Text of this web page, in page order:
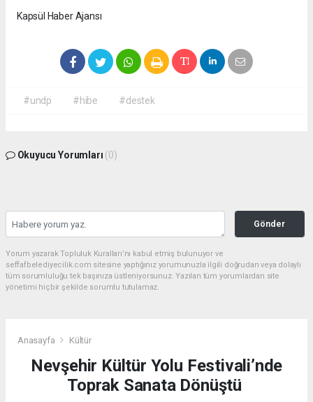
Kapsül Haber Ajansı
#undp #hibe #destek
Okuyucu Yorumları (0)
Gönder
Yorum yazarak Topluluk Kuralları’nı kabul etmiş bulunuyor ve
seffafbelediyecilik.com sitesine yaptığınız yorumunuzla ilgili doğrudan veya dolaylı
tüm sorumluluğu tek başınıza üstleniyorsunuz. Yazılan tüm yorumlardan site
yönetimi hiçbir şekilde sorumlu tutulamaz.
Anasayfa Kültür
Nevşehir Kültür Yolu Festivali’nde
Toprak Sanata Dönüştü